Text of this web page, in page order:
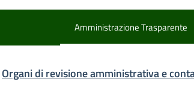
Amministrazione Trasparente
Menu selezionato
Organi di revisione amministrativa e